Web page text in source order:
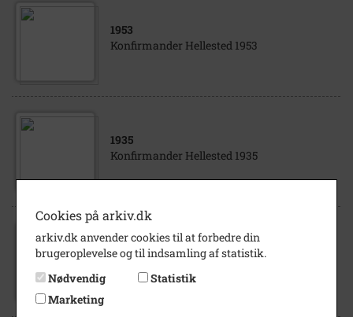
1953
Konfirmander Hellested 1953
1935
Konfirmander Hellested 1935
1963
Cookies på arkiv.dk
arkiv.dk anvender cookies til at forbedre din
brugeroplevelse og til indsamling af statistik.
Nødvendig
Statistik
Marketing